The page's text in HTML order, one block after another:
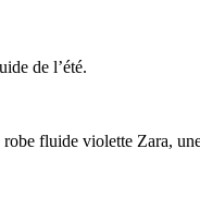
de l’été.
fluide violette Zara,